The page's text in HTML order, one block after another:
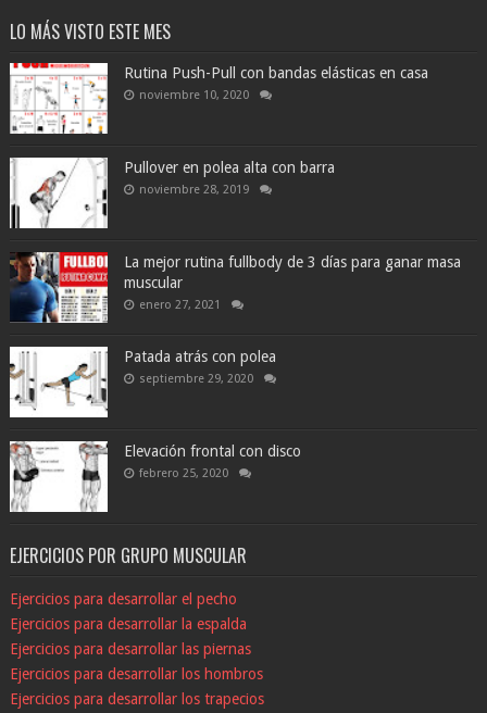
LO MÁS VISTO ESTE MES
Rutina Push-Pull con bandas elásticas en casa
noviembre 10, 2020
Pullover en polea alta con barra
noviembre 28, 2019
La mejor rutina fullbody de 3 días para ganar masa
muscular
enero 27, 2021
Patada atrás con polea
septiembre 29, 2020
Elevación frontal con disco
febrero 25, 2020
EJERCICIOS POR GRUPO MUSCULAR
Ejercicios para desarrollar el pecho
Ejercicios para desarrollar la espalda
Ejercicios para desarrollar las piernas
Ejercicios para desarrollar los hombros
Ejercicios para desarrollar los trapecios